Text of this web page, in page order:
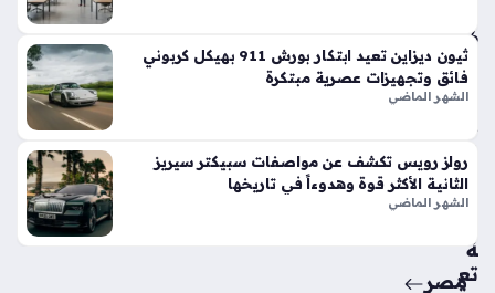
6
أيام
حق
ق
من
ة
تع
ثيون ديزاين تعيد ابتكار بورش 911 بهيكل كربوني
فائق وتجهيزات عصرية مبتكرة
الشهر الماضي
رولز رويس تكشف عن مواصفات سبيكتر سيريز
الثانية الأكثر قوة وهدوءاً في تاريخها
الشهر الماضي
مصر